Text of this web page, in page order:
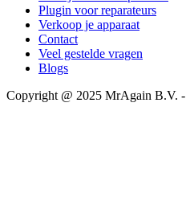
Plugin voor reparateurs
Verkoop je apparaat
Contact
Veel gestelde vragen
Blogs
Copyright @ 2025 MrAgain B.V. -